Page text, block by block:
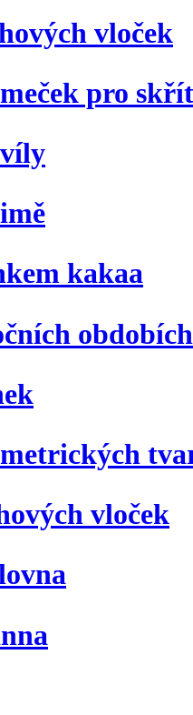
vloček
pro
kakaa
obdobích
vloček